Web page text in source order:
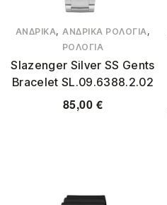
ΑΝΔΡΙΚΆ, ΑΝΔΡΙΚΆ ΡΟΛΌΓΙΑ ,
ΡΟΛΌΓΙΑ
Slazenger Silver SS Gents
Bracelet SL.09.6388.2.02
85,00 €